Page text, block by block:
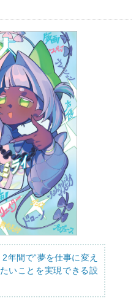
2年間で“夢を仕事に変え
いことを実現できる設